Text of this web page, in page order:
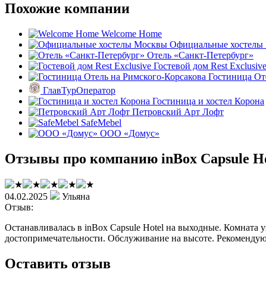
Похожие компании
Welcome Home
Официальные
Отель «Санкт-Петербург»
Гостевой дом Rest Exclusive
Гостиница
ГлавТурОператор
Гостиница и хостел Корона
Петровский Арт Лофт
SafeMebel
ООО «Домус»
Отзывы про компанию inBox Capsule
04.02.2025
Ульяна
Отзыв:
Останавливалась в inBox Capsule Hotel на выходные. Комната
достопримечательности. Обслуживание на высоте.
Оставить отзыв